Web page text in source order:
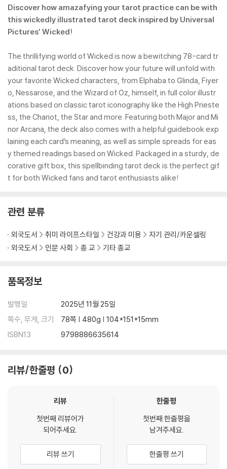
Discover how amazafying your tarot practice can be with
this wickedly illustrated tarot deck inspired by Universal
Pictures’ Wicked!
The thrillifying world of Wicked is now a bewitching 78-card tr
aditional tarot deck. Discover how your future will unfold with
your favorite Wicked characters, from Elphaba to Glinda, Fiyer
o, Nessarose, and the Wizard of Oz, himself, in full color illustr
ations based on classic tarot iconography like the High Prieste
ss, the Chariot, the Star and more. Featuring both Major and Mi
nor Arcana, the deck also comes with a helpful guidebook exp
laining each card’s meaning, as well as simple spreads for eas
y themed readings based on Wicked. Packaged in a sturdy, de
corative gift box, this spellbinding tarot deck is the perfect gif
t for both Wicked fans and tarot enthusiasts alike!
관련 분류
외국도서 취미 라이프스타일 건강과 미용
자기 관리/카운셀링
외국도서
인문 사회 종 교 기타 종교
품목정보
발행일
2025년 11월 25일
쪽수, 무게, 크기
78쪽 | 480g | 104*151*15mm
ISBN13
9798886635614
리뷰/한줄평 0
리뷰
첫번째 리뷰어가
되어주세요.
리뷰 쓰기
한줄평
첫번째 한줄평을
남겨주세요.
한줄평 쓰기